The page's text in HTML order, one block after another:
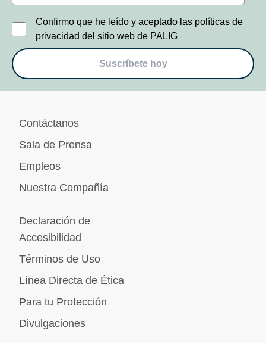
Confirmo que he leído y aceptado las políticas de
privacidad del sitio web de PALIG
Suscríbete hoy
Contáctanos
Sala de Prensa
Empleos
Nuestra Compañía
Declaración de
Accesibilidad
Términos de Uso
Línea Directa de Ética
Para tu Protección
Divulgaciones